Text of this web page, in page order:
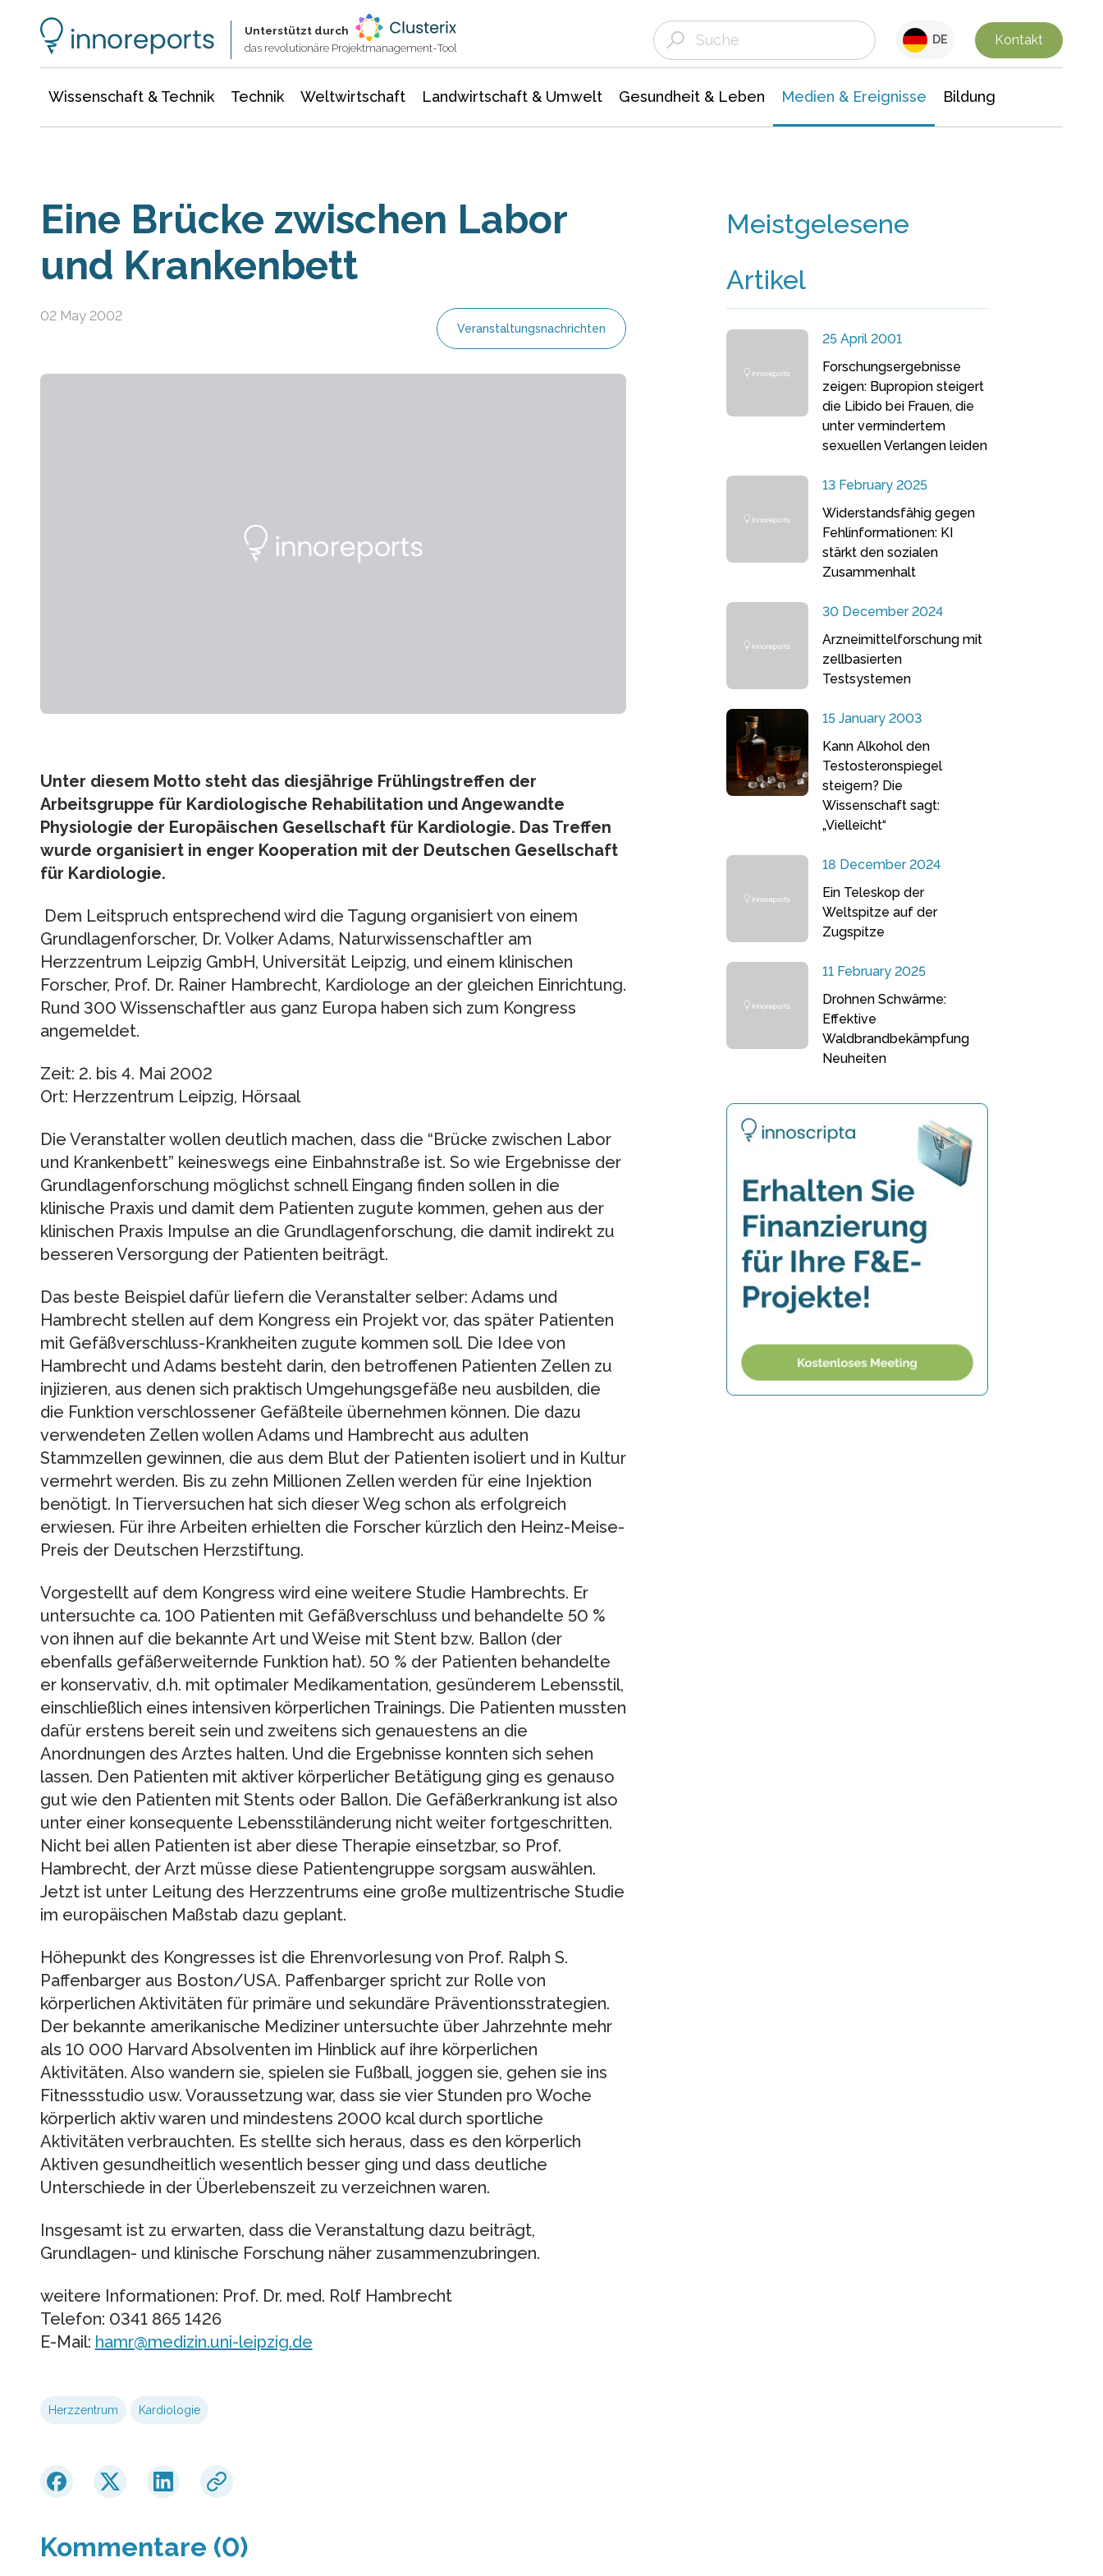
Unterstützt durch
das revolutionäre Projektmanagement-Tool
DE Kontakt
Wissenschaft & Technik Technik Weltwirtschaft Landwirtschaft & Umwelt Gesundheit & Leben Medien & Ereignisse Bildung
Eine Brücke zwischen Labor
und Krankenbett
02 May 2002
Veranstaltungsnachrichten
Unter diesem Motto steht das diesjährige Frühlingstreffen der
Arbeitsgruppe für Kardiologische Rehabilitation und Angewandte
Physiologie der Europäischen Gesellschaft für Kardiologie. Das Treffen
wurde organisiert in enger Kooperation mit der Deutschen Gesellschaft
für Kardiologie.
Dem Leitspruch entsprechend wird die Tagung organisiert von einem
Grundlagenforscher, Dr. Volker Adams, Naturwissenschaftler am
Herzzentrum Leipzig GmbH, Universität Leipzig, und einem klinischen
Forscher, Prof. Dr. Rainer Hambrecht, Kardiologe an der gleichen Einrichtung.
Rund 300 Wissenschaftler aus ganz Europa haben sich zum Kongress
angemeldet.
Zeit: 2. bis 4. Mai 2002
Ort: Herzzentrum Leipzig, Hörsaal
Die Veranstalter wollen deutlich machen, dass die “Brücke zwischen Labor
und Krankenbett” keineswegs eine Einbahnstraße ist. So wie Ergebnisse der
Grundlagenforschung möglichst schnell Eingang finden sollen in die
klinische Praxis und damit dem Patienten zugute kommen, gehen aus der
klinischen Praxis Impulse an die Grundlagenforschung, die damit indirekt zu
besseren Versorgung der Patienten beiträgt.
Das beste Beispiel dafür liefern die Veranstalter selber: Adams und
Hambrecht stellen auf dem Kongress ein Projekt vor, das später Patienten
mit Gefäßverschluss-Krankheiten zugute kommen soll. Die Idee von
Hambrecht und Adams besteht darin, den betroffenen Patienten Zellen zu
injizieren, aus denen sich praktisch Umgehungsgefäße neu ausbilden, die
die Funktion verschlossener Gefäßteile übernehmen können. Die dazu
verwendeten Zellen wollen Adams und Hambrecht aus adulten
Stammzellen gewinnen, die aus dem Blut der Patienten isoliert und in Kultur
vermehrt werden. Bis zu zehn Millionen Zellen werden für eine Injektion
benötigt. In Tierversuchen hat sich dieser Weg schon als erfolgreich
erwiesen. Für ihre Arbeiten erhielten die Forscher kürzlich den Heinz-Meise-
Preis der Deutschen Herzstiftung.
Vorgestellt auf dem Kongress wird eine weitere Studie Hambrechts. Er
untersuchte ca. 100 Patienten mit Gefäßverschluss und behandelte 50 %
von ihnen auf die bekannte Art und Weise mit Stent bzw. Ballon (der
ebenfalls gefäßerweiternde Funktion hat). 50 % der Patienten behandelte
er konservativ, d.h. mit optimaler Medikamentation, gesünderem Lebensstil,
einschließlich eines intensiven körperlichen Trainings. Die Patienten mussten
dafür erstens bereit sein und zweitens sich genauestens an die
Anordnungen des Arztes halten. Und die Ergebnisse konnten sich sehen
lassen. Den Patienten mit aktiver körperlicher Betätigung ging es genauso
gut wie den Patienten mit Stents oder Ballon. Die Gefäßerkrankung ist also
unter einer konsequente Lebensstiländerung nicht weiter fortgeschritten.
Nicht bei allen Patienten ist aber diese Therapie einsetzbar, so Prof.
Hambrecht, der Arzt müsse diese Patientengruppe sorgsam auswählen.
Jetzt ist unter Leitung des Herzzentrums eine große multizentrische Studie
im europäischen Maßstab dazu geplant.
Höhepunkt des Kongresses ist die Ehrenvorlesung von Prof. Ralph S.
Paffenbarger aus Boston/USA. Paffenbarger spricht zur Rolle von
körperlichen Aktivitäten für primäre und sekundäre Präventionsstrategien.
Der bekannte amerikanische Mediziner untersuchte über Jahrzehnte mehr
als 10 000 Harvard Absolventen im Hinblick auf ihre körperlichen
Aktivitäten. Also wandern sie, spielen sie Fußball, joggen sie, gehen sie ins
Fitnessstudio usw. Voraussetzung war, dass sie vier Stunden pro Woche
körperlich aktiv waren und mindestens 2000 kcal durch sportliche
Aktivitäten verbrauchten. Es stellte sich heraus, dass es den körperlich
Aktiven gesundheitlich wesentlich besser ging und dass deutliche
Unterschiede in der Überlebenszeit zu verzeichnen waren.
Insgesamt ist zu erwarten, dass die Veranstaltung dazu beiträgt,
Grundlagen- und klinische Forschung näher zusammenzubringen.
weitere Informationen: Prof. Dr. med. Rolf Hambrecht
Telefon: 0341 865 1426
E-Mail: hamr@medizin.uni-leipzig.de
Herzzentrum Kardiologie
Kommentare (0)
Meistgelesene
Artikel
25 April 2001
Forschungsergebnisse
zeigen: Bupropion steigert
die Libido bei Frauen, die
unter vermindertem
sexuellen Verlangen leiden
13 February 2025
Widerstandsfähig gegen
Fehlinformationen: KI
stärkt den sozialen
Zusammenhalt
30 December 2024
Arzneimittelforschung mit
zellbasierten
Testsystemen
15 January 2003
Kann Alkohol den
Testosteronspiegel
steigern? Die
Wissenschaft sagt:
„Vielleicht“
18 December 2024
Ein Teleskop der
Weltspitze auf der
Zugspitze
11 February 2025
Drohnen Schwärme:
Effektive
Waldbrandbekämpfung
Neuheiten